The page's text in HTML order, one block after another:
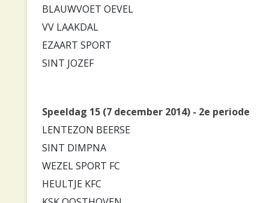
BLAUWVOET OEVEL
VV LAAKDAL
EZAART SPORT
SINT JOZEF
Speeldag 15 (7 december 2014) - 2e periode
LENTEZON BEERSE
SINT DIMPNA
WEZEL SPORT FC
HEULTJE KFC